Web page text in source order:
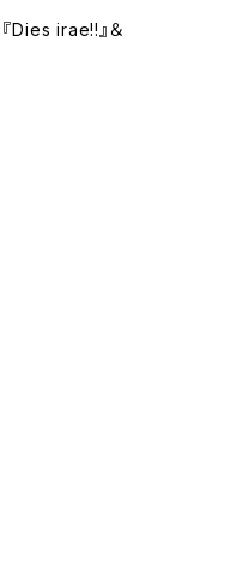
Dies irae!!』＆